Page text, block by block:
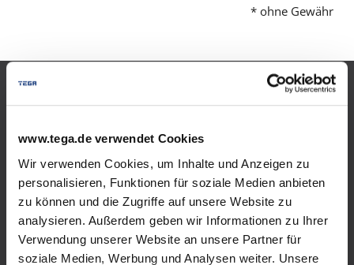
www.tega.de verwendet Cookies
Wir verwenden Cookies, um Inhalte und Anzeigen zu
personalisieren, Funktionen für soziale Medien anbieten
zu können und die Zugriffe auf unsere Website zu
analysieren. Außerdem geben wir Informationen zu Ihrer
Verwendung unserer Website an unsere Partner für
soziale Medien, Werbung und Analysen weiter. Unsere
* ohne Gewähr
Produkte
Flüssiggas im Tank
Einweisungsvideo Flüssiggastank
Biogenes Flüssiggas im Tank
Versorgungssicherheit